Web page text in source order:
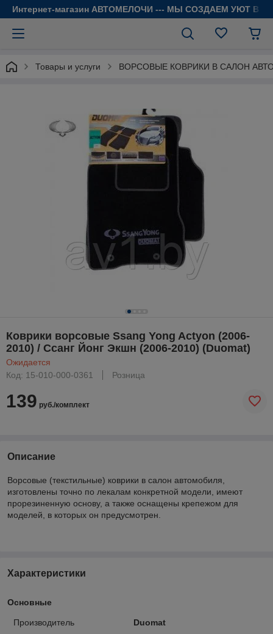
Интернет-магазин АВТОМЕЛОЧИ --- МЫ СОЗДАЕМ УЮТ В
Товары и услуги ВОРСОВЫЕ КОВРИКИ В САЛОН
Коврики ворсовые Ssang Yong Actyon (2006-
2010) / Ссанг Йонг Экшн (2006-2010) (Duomat)
Ожидается
Код: 15-010-000-0361
Розница
139 руб./комплект
Описание
Ворсовые (текстильные) коврики в салон автомобиля,
изготовлены точно по лекалам конкретной модели, имеют
прорезиненную основу, а также оснащены крепежом для
моделей, в которых он предусмотрен.
Характеристики
Основные
Производитель
Duomat